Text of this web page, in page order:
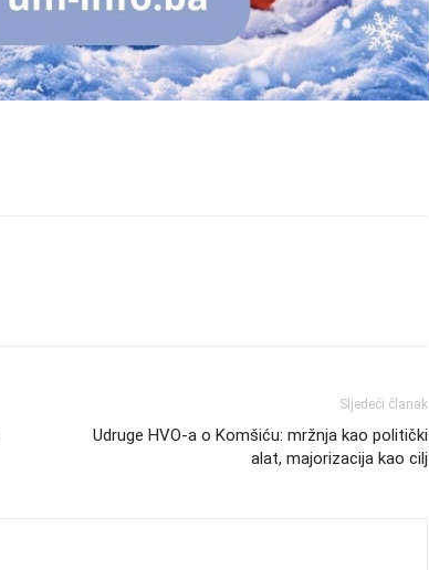
Sljedeći članak
Udruge HVO-a o Komšiću: mržnja kao politički
alat, majorizacija kao cilj